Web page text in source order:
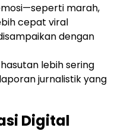
marah,
cepat viral
dengan
lebih sering
jurnalistik yang
Digital